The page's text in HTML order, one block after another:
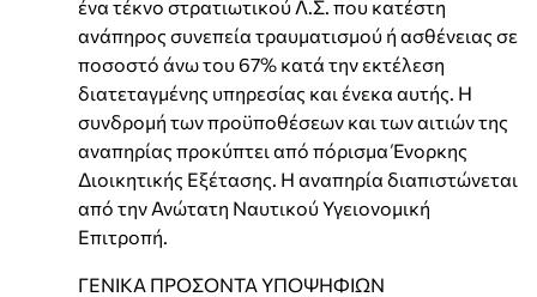
ένα τέκνο στρατιωτικού Λ.Σ. που κατέστη
ανάπηρος συνεπεία τραυματισμού ή ασθένειας σε
ποσοστό άνω του 67% κατά την εκτέλεση
διατεταγμένης υπηρεσίας και ένεκα αυτής. Η
συνδρομή των προϋποθέσεων και των αιτιών της
αναπηρίας προκύπτει από πόρισμα Ένορκης
Διοικητικής Εξέτασης. Η αναπηρία διαπιστώνεται
από την Ανώτατη Ναυτικού Υγειονομική
Επιτροπή.
ΓΕΝΙΚΑ ΠΡΟΣΟΝΤΑ ΥΠΟΨΗΦΙΩΝ